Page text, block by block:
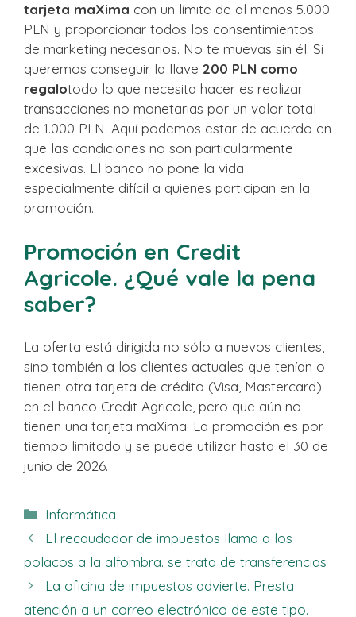
tarjeta maXima con un límite de al menos 5.000
PLN y proporcionar todos los consentimientos
de marketing necesarios. No te muevas sin él. Si
queremos conseguir la llave 200 PLN como
regalotodo lo que necesita hacer es realizar
transacciones no monetarias por un valor total
de 1.000 PLN. Aquí podemos estar de acuerdo en
que las condiciones no son particularmente
excesivas. El banco no pone la vida
especialmente difícil a quienes participan en la
promoción.
Promoción en Credit
Agricole. ¿Qué vale la pena
saber?
La oferta está dirigida no sólo a nuevos clientes,
sino también a los clientes actuales que tenían o
tienen otra tarjeta de crédito (Visa, Mastercard)
en el banco Credit Agricole, pero que aún no
tienen una tarjeta maXima. La promoción es por
tiempo limitado y se puede utilizar hasta el 30 de
junio de 2026.
Categorías
Informática
El recaudador de impuestos llama a los
polacos a la alfombra. se trata de transferencias
La oficina de impuestos advierte. Presta
atención a un correo electrónico de este tipo.